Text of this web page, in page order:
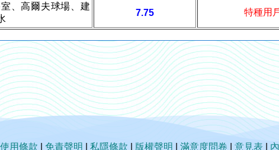
、高爾夫球場、建
7.75 特種用
使用條款 免責聲明 私隱條款 版權聲明 滿意度問卷 意見表